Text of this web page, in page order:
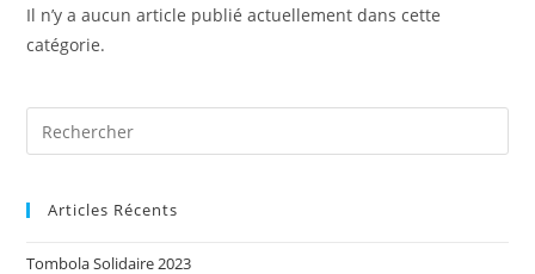
Il n’y a aucun article publié actuellement dans cette
catégorie.
Articles Récents
Tombola Solidaire 2023